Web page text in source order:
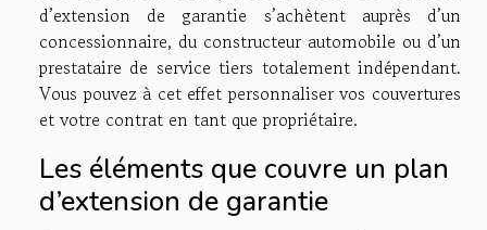
d’extension de garantie s’achètent auprès d’un
concessionnaire, du constructeur automobile ou d’un
prestataire de service tiers totalement indépendant.
Vous pouvez à cet effet personnaliser vos couvertures
et votre contrat en tant que propriétaire.
Les éléments que couvre un plan
d’extension de garantie